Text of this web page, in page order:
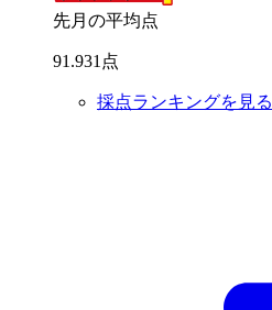
先月の平均点
91 .931 点
採点ランキングを見る